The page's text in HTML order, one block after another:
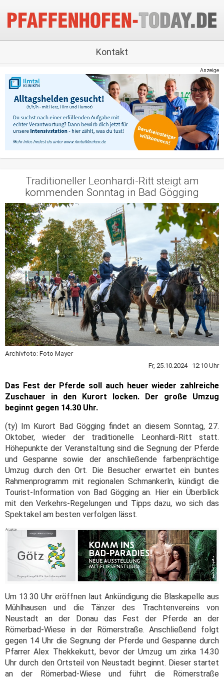
Kontakt
Anzeige
Traditioneller Leonhardi-Ritt steigt am
kommenden Sonntag in Bad Gögging
Archivfoto: Foto Mayer
Fr, 25.10.2024 12:10 Uhr
Das Fest der Pferde soll auch heuer wieder zahlreiche
Zuschauer in den Kurort locken. Der große Umzug
beginnt gegen 14.30 Uhr.
(ty) Im Kurort Bad Gögging findet an diesem Sonntag, 27.
Oktober, wieder der traditionelle Leonhardi-Ritt statt.
Höhepunkte der Veranstaltung sind die Segnung der Pferde
und Gespanne sowie der anschließende farbenprächtige
Umzug durch den Ort. Die Besucher erwartet ein buntes
Rahmenprogramm mit regionalen Schmankerln, kündigt die
Tourist-Information von Bad Gögging an. Hier ein Überblick
mit den Verkehrs-Regelungen und Tipps dazu, wo sich das
Spektakel am besten verfolgen lässt.
Um 13.30 Uhr eröffnen laut Ankündigung die Blaskapelle aus
Mühlhausen und die Tänzer des Trachtenvereins von
Neustadt an der Donau das Fest der Pferde an der
Römerbad-Wiese in der Römerstraße. Anschließend folgt
gegen 14 Uhr die Segnung der Pferde und Gespanne durch
Pfarrer Alex Thekkekutt, bevor der Umzug um zirka 14.30
Uhr durch den Ortsteil von Neustadt beginnt. Dieser startet
an der Römerbad-Wiese und führt die Römerstraße